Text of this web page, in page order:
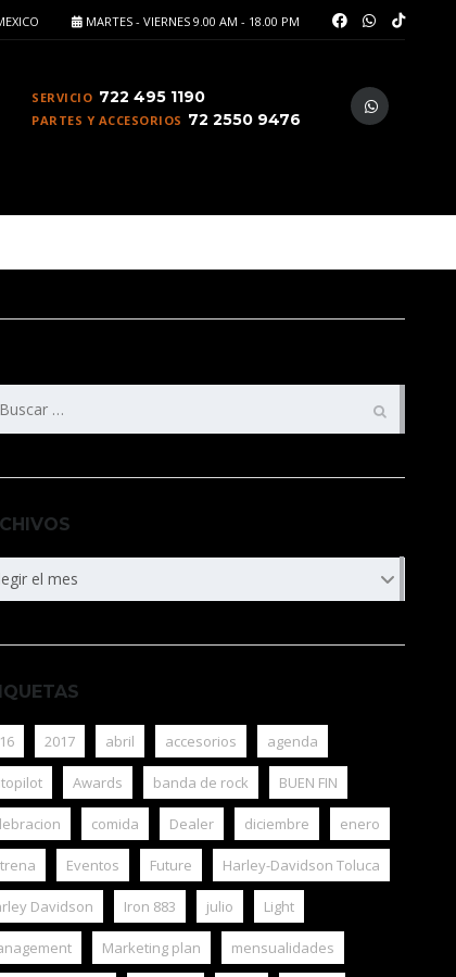
MARTES - VIERNES 9.00 AM - 18.00 PM
SERVICIO 722 495 1190
PARTES Y ACCESORIOS 72 2550 9476
el mes
2017 abril accesorios agenda
Awards banda de rock BUEN FIN
comida Dealer diciembre enero
Eventos Future Harley-Davidson Toluca
Davidson Iron 883 julio Light
Marketing plan mensualidades